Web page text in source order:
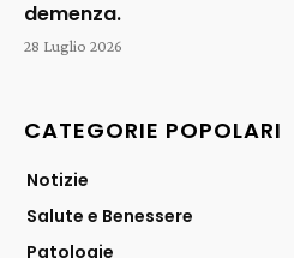
demenza.
28 Luglio 2026
CATEGORIE POPOLARI
Notizie
Salute e Benessere
Patologie